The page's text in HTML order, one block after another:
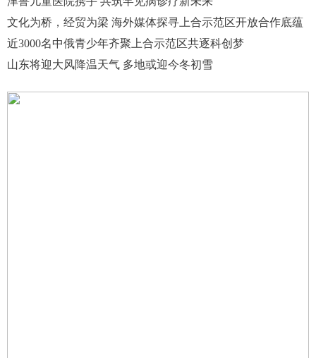
文化为桥，经贸为梁 海外媒体探寻上合示范区开放合作底蕴
近3000名中俄青少年齐聚上合示范区共逐科创梦
山东将迎大风降温天气 多地或迎今冬初雪